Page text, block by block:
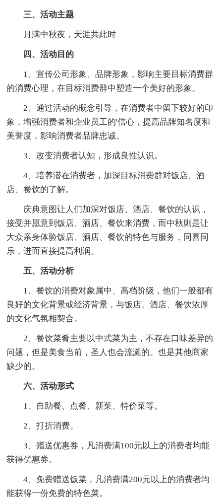
三、活动主题
月满中秋夜，天涯共此时
四、活动目的
1、宣传公司形象、品牌形象，影响主要目标消费群
的消费心理，在目标消费群中塑造一个美好的形象。
2、通过活动的概念引导，在消费者中留下较好的印
象，增强消费者和企业员工的'信心，提高品牌知名度和
美誉度，影响消费者品牌忠诚。
3、改变消费者认知，形成良性认识。
4、培养潜在消费者，加深目标消费群对饭店、酒
店、餐饮的了解。
庆典意图让人们加深对饭店、酒店、餐饮的认识，
接受并愿意到饭店、酒店、餐饮来消费，而中秋则是让
大众亲身体验饭店、酒店、餐饮的特色与服务，同喜同
乐，进而直接提高利润。
五、活动分析
1、餐饮的消费对象属中、高档阶级，他们一般都有
良好的文化背景或经济背景，与饭店、酒店、餐饮浓厚
的文化气氛相契合。
2、餐饮菜肴主要以中式菜为主，不存在口味差异的
问题，但是美食当前，圣人也会流涎的。也是其他商家
缺少的。
六、活动形式
1、自助餐、点餐、新菜、特价菜等。
2、打折消费。
3、赠送优惠券，凡消费满100元以上的消费者均能
获得优惠券。
4、免费赠送饭菜，凡消费满200元以上的消费者均
能获得一份免费的特色菜。